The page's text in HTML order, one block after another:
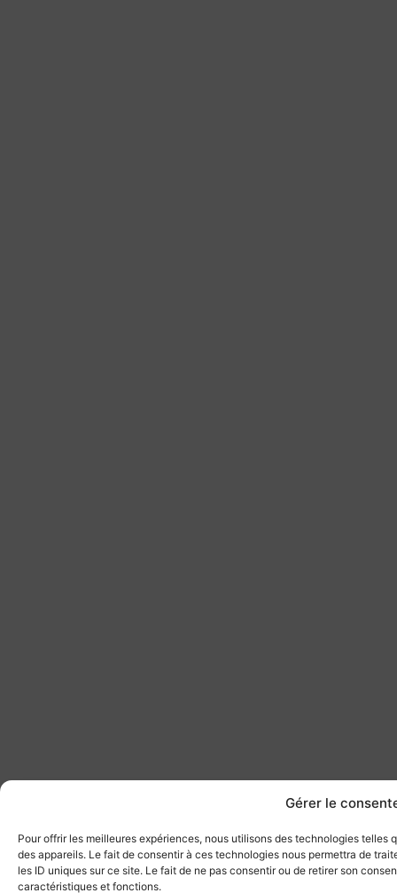
Gérer le
Pour offrir les meilleures expériences, nous utilisons des technologies
des appareils. Le fait de consentir à ces technologies nous permettra de
les ID uniques sur ce site. Le fait de ne pas consentir ou de retirer son
caractéristiques et fonctions.